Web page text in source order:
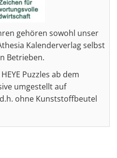
gehören sowohl unser
Kalenderverlag selbst
Betrieben.
Puzzles ab dem
umgestellt auf
ohne Kunststoffbeutel